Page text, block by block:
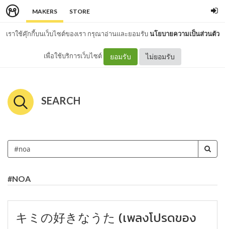
MAKERS STORE
เราใช้คุ๊กกี้บนเว็บไซต์ของเรา กรุณาอ่านและยอมรับนโยบายความเป็นส่วนตัว
เพื่อใช้บริการเว็บไซต์ ยอมรับ ไม่ยอมรับ
SEARCH
#NOA
キミの好きなうた (เพลงโปรดของ